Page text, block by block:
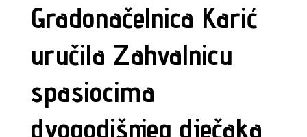
Gradonačelnica Karić
uručila Zahvalnicu
spasiocima
dvogodišnjeg dječaka